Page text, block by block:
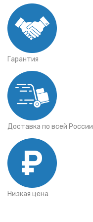
Гарантия
Доставка по всей России
Низкая цена